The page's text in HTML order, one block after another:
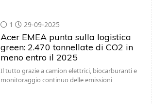
1 29-09-2025
Acer EMEA punta sulla logistica
green: 2.470 tonnellate di CO2 in
meno entro il 2025
Il tutto grazie a camion elettrici, biocarburanti e
monitoraggio continuo delle emissioni